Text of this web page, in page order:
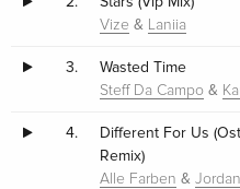
Vize & Laniia
3. Wasted Time
Steff Da Campo &
4.
Different For Us
Remix)
Alle Farben &